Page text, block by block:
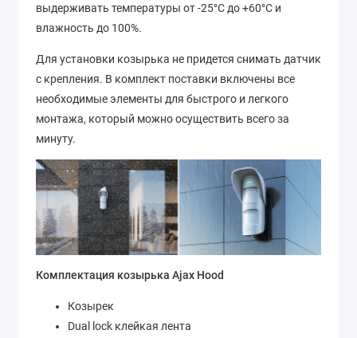
выдерживать температуры от -25°C до +60°C и
влажность до 100%.
Для установки козырька не придется снимать датчик
с крепления. В комплект поставки включены все
необходимые элементы для быстрого и легкого
монтажа, который можно осуществить всего за
минуту.
Комплектация козырька Ajax Hood
Козырек
Dual lock клейкая лента